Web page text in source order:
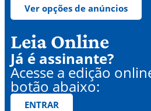
Ver opções de anúncios
Leia Online
Já é assinante?
Acesse a edição
botão abaixo:
ENTRAR